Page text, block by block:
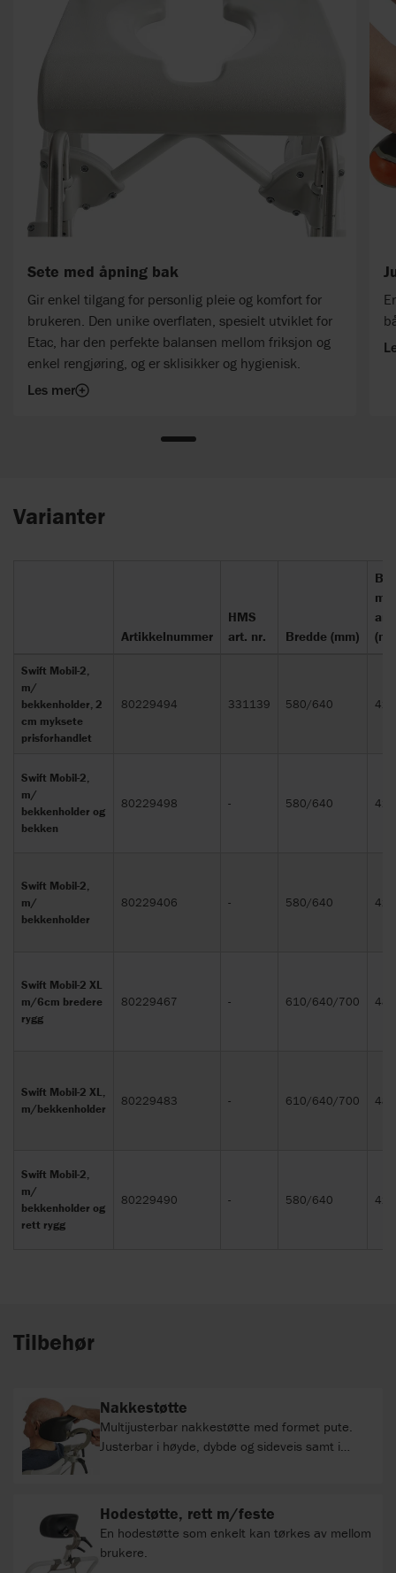
Sete med åpning bak
Gir enkel tilgang for personlig pleie og komfort for
brukeren. Den unike overflaten, spesielt utviklet for
Etac, har den perfekte balansen mellom friksjon og
enkel rengjøring, og er sklisikker og hygienisk.
Les mer
Varianter
Artikkelnummer
HMS
art. nr.
Bredde (mm)
Swift Mobil-2,
m/
bekkenholder, 2
cm myksete
prisforhandlet
80229494 331139 580/640
Swift Mobil-2,
m/
bekkenholder og
bekken
80229498 - 580/640
Swift Mobil-2,
m/
bekkenholder
80229406 - 580/640
Swift Mobil-2 XL
m/6cm bredere
rygg
80229467 - 610/640/700
Swift Mobil-2 XL,
m/bekkenholder
80229483 - 610/640/700
Swift Mobil-2,
m/
bekkenholder og
rett rygg
80229490 - 580/640
Tilbehør
Nakkestøtte
Multijusterbar nakkestøtte med formet pute.
Justerbar i høyde, dybde og sideveis samt i
Hodestøtte, rett m/feste
En hodestøtte som enkelt kan tørkes av mellom
brukere.